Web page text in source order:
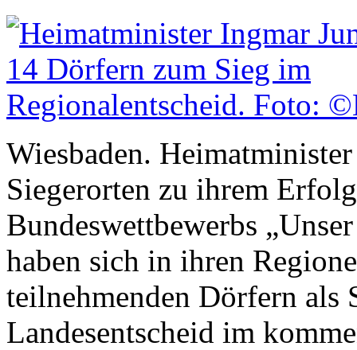
Wiesbaden.
Siegerorten zu ihrem
Bundeswettbewerbs
haben sich in ihren
teilnehmenden Dörfern als
Landesentscheid im